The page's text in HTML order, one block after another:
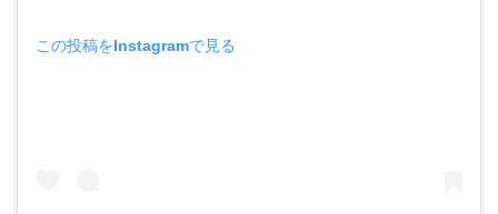
この投稿をInstagramで見る